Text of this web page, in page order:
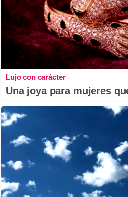
Lujo con carácter
Una joya para mujeres